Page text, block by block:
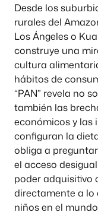
Desde los
rurales del
Los Ángeles o
construye una
cultura
hábitos de
“PAN” revela no
también las
económicos y las
configuran la
obliga a
el acceso
poder adquisitivo
directamente a lo
niños en el